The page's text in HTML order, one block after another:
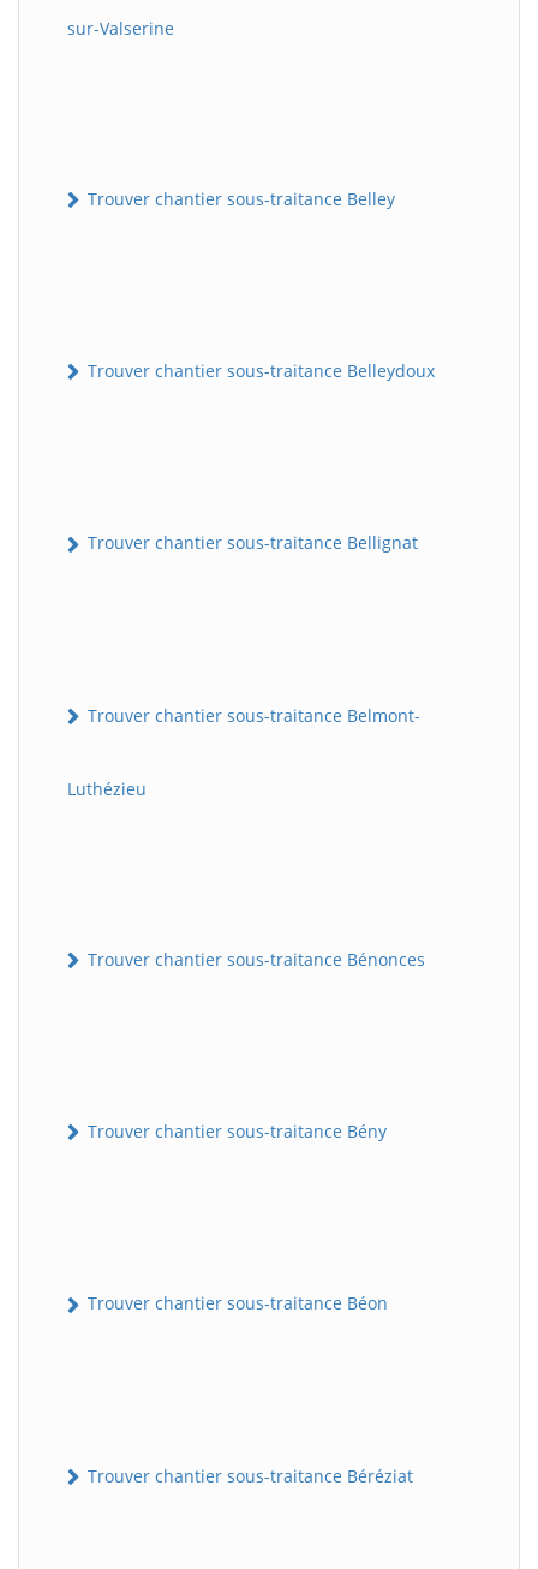
sur-Valserine
Trouver chantier sous-traitance Belley
Trouver chantier sous-traitance Belleydoux
Trouver chantier sous-traitance Bellignat
Trouver chantier sous-traitance Belmont-
Luthézieu
Trouver chantier sous-traitance Bénonces
Trouver chantier sous-traitance Bény
Trouver chantier sous-traitance Béon
Trouver chantier sous-traitance Béréziat